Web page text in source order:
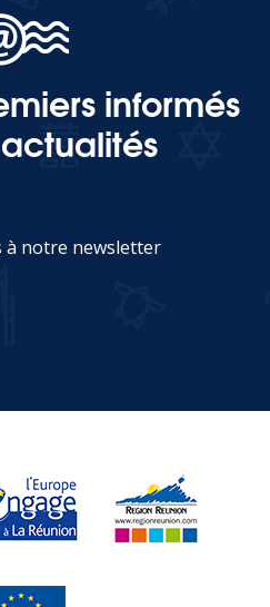
VANILLE
informés
à notre newsletter